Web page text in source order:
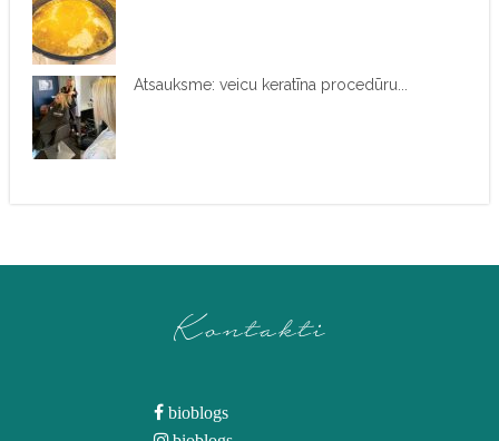
Atsauksme: veicu keratīna procedūru...
Kontakti
bioblogs